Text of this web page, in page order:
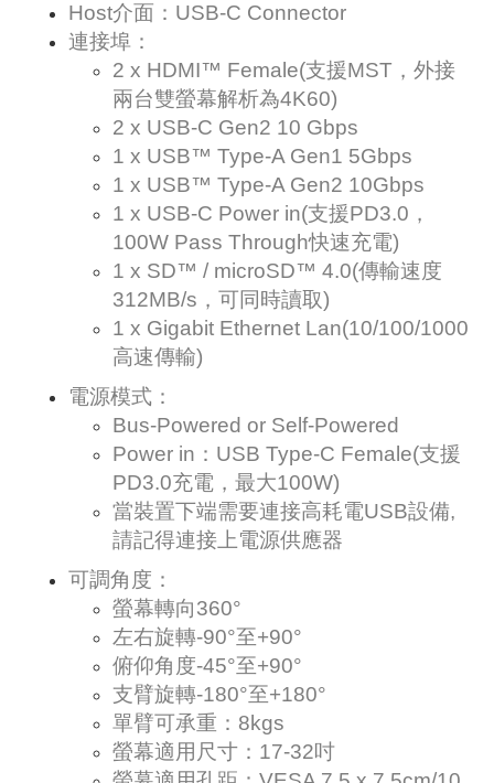
Host介面：USB-C Connector
連接埠：
2 x HDMI™ Female(支援MST，外接
兩台雙螢幕解析為4K60)
2 x USB-C Gen2 10 Gbps
1 x USB™ Type-A Gen1 5Gbps
1 x USB™ Type-A Gen2 10Gbps
1 x USB-C Power in(支援PD3.0，
100W Pass Through快速充電)
1 x SD™ / microSD™ 4.0(傳輸速度
312MB/s，可同時讀取)
1 x Gigabit Ethernet Lan(10/100/1000
高速傳輸)
電源模式：
Bus-Powered or Self-Powered
Power in：USB Type-C Female(支援
PD3.0充電，最大100W)
當裝置下端需要連接高耗電USB設備,
請記得連接上電源供應器
可調角度：
螢幕轉向360°
左右旋轉-90°至+90°
俯仰角度-45°至+90°
支臂旋轉-180°至+180°
單臂可承重：8kgs
螢幕適用尺寸：17-32吋